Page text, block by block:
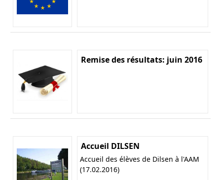
Remise des résultats: juin 2016
Accueil DILSEN
Accueil des élèves de Dilsen à l'AAM
(17.02.2016)